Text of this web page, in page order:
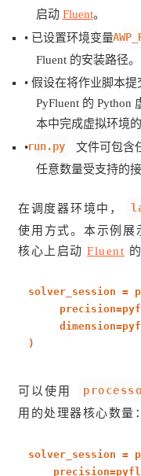
启动 Fluent。
• 已设置环境变量
Fluent 的安装路径。
• 假设在将作业脚本
PyFluent 的 Python
本中完成虚拟环境
•run.py 文件可包含
任意数量受支持的接
在调度器环境中，
使用方式。本示例展
核心上启动 Fluent
solver_session =
)
可以使用
用的处理器核心数量：
solver_session =